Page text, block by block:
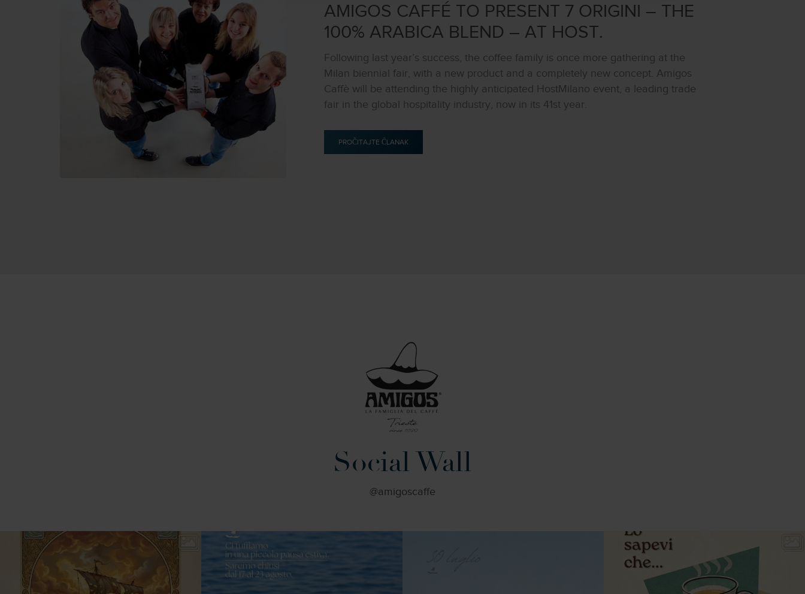
AMIGOS CAFFÉ TO PRESENT 7 ORIGINI – THE
100% ARABICA BLEND – AT HOST.
Following last year’s success, the coffee family is once more gathering at the
Milan biennial fair, with a new product and a completely new concept. Amigos
Caffè will be attending the highly anticipated HostMilano event, a leading trade
fair in the global hospitality industry, now in its 41st year.
PROČITAJTE ČLANAK
Social Wall
@amigoscaffe